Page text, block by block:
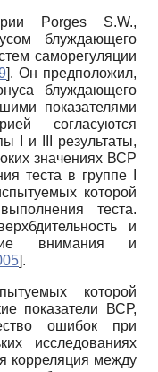
Porges S.W.,
блуждающего
саморегуляции
]. Он предположил,
блуждающего
показателями
согласуются
I и III результаты,
значениях ВСР
теста в группе I
которой
теста.
и
внимания и
].
которой
показатели ВСР,
ошибок при
исследованиях
корреляция между